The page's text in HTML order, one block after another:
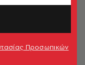
Προσωπικών